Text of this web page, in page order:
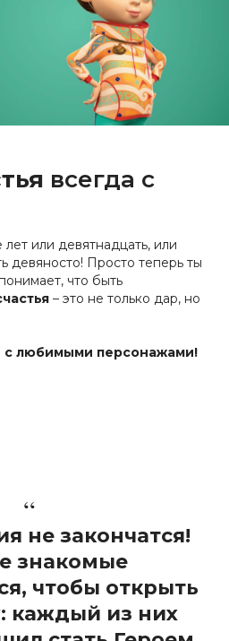
всегда с
или девятнадцать, или
девяносто! Просто теперь ты
что быть
– это не только дар, но
с любимыми персонажами!
“
не закончатся!
знакомые
чтобы открыть
каждый из них